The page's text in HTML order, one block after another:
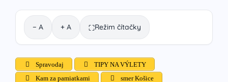
− A + A ⛶Režim čítačky
Spravodaj
TIPY NA VÝLETY
Kam za pamiatkami
smer Košice